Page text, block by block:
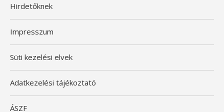
Hirdetőknek
Impresszum
Süti kezelési elvek
Adatkezelési tájékoztató
ÁSZF